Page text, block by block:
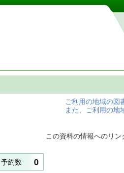
索・予約システム
ご利用の地域の図
また、ご利用の地
この資料の情報へのリン
予約数 0